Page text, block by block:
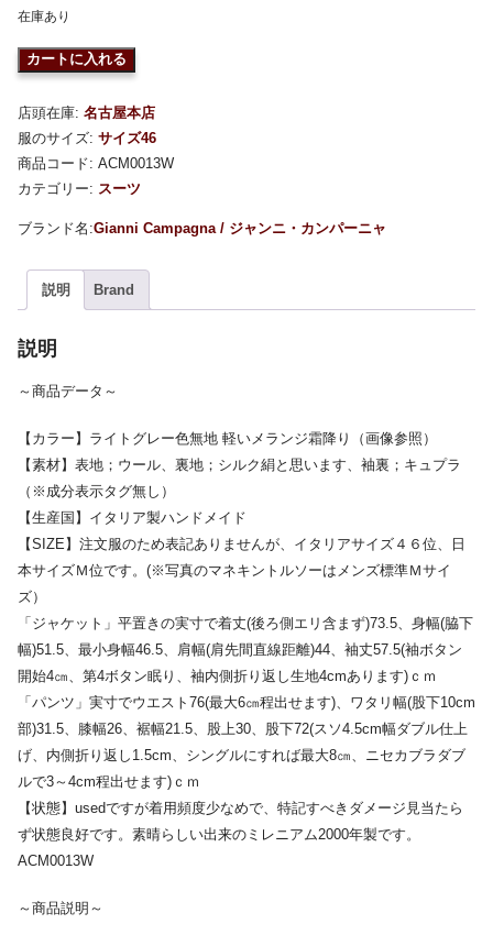
在庫あり
カートに入れる
店頭在庫: 名古屋本店
服のサイズ: サイズ46
商品コード: ACM0013W
カテゴリー: スーツ
Gianni Campagna / ジャンニ・カンパーニャ
説明 Brand
説明
～商品データ～
【カラー】ライトグレー色無地 軽いメランジ霜降り（画像参照）
【素材】表地；ウール、裏地；シルク絹と思います、袖裏；キュプラ
（※成分表示タグ無し）
【生産国】イタリア製ハンドメイド
【SIZE】注文服のため表記ありませんが、イタリアサイズ４６位、日
本サイズＭ位です。(※写真のマネキントルソーはメンズ標準Ｍサイ
ズ）
「ジャケット」平置きの実寸で着丈(後ろ側エリ含まず)73.5、身幅(脇下
幅)51.5、最小身幅46.5、肩幅(肩先間直線距離)44、袖丈57.5(袖ボタン
開始4㎝、第4ボタン眠り、袖内側折り返し生地4cmあります)ｃｍ
「パンツ」実寸でウエスト76(最大6㎝程出せます)、ワタリ幅(股下10cm
部)31.5、膝幅26、裾幅21.5、股上30、股下72(スソ4.5cm幅ダブル仕上
げ、内側折り返し1.5cm、シングルにすれば最大8㎝、ニセカブラダブ
ルで3～4cm程出せます)ｃｍ
【状態】usedですが着用頻度少なめで、特記すべきダメージ見当たら
ず状態良好です。素晴らしい出来のミレニアム2000年製です。
ACM0013W
～商品説明～